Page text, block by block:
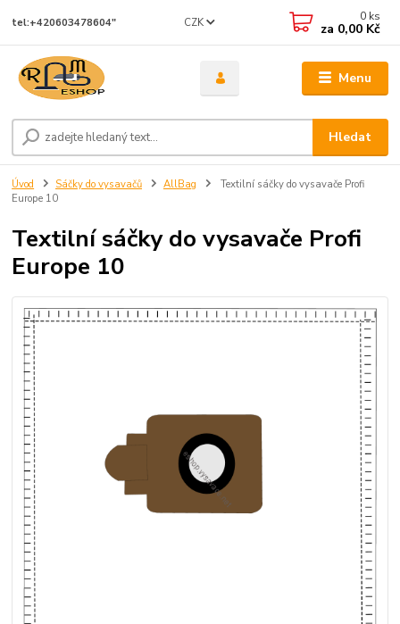
Menu
CZK
Hledat
tel:+420603478604" 0 ks
za 0,00 Kč
Úvod Sáčky do vysavačů AllBag
Textilní sáčky do vysavače Profi
Europe 10
Textilní sáčky do vysavače Profi
Europe 10